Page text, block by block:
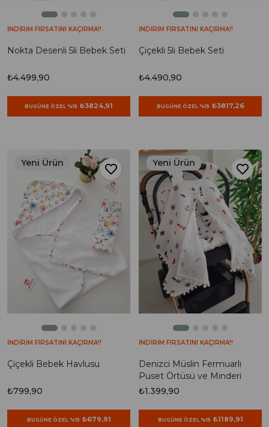
Nokta Desenli 5li Bebek Seti
₺4.499,90
BUGÜNE ÖZEL %15 ₺3824,91
İNDİRİM FIRSATINI KAÇIRMA!!
Çiçekli 5li Bebek Seti
₺4.490,90
BUGÜNE ÖZEL %15 ₺3817,26
İNDİRİM FIRSATINI KAÇIRMA!!
Çiçekli Bebek Havlusu
₺799,90
BUGÜNE ÖZEL %15 ₺679,91
İNDİRİM FIRSATINI KAÇIRMA!!
Yeni Ürün
Denizci Müslin Fermuarlı
Puset Örtüsü ve Minderi
₺1.399,90
BUGÜNE ÖZEL %15 ₺1189,91
İNDİRİM FIRSATINI KAÇIRMA!!
Yeni Ürün